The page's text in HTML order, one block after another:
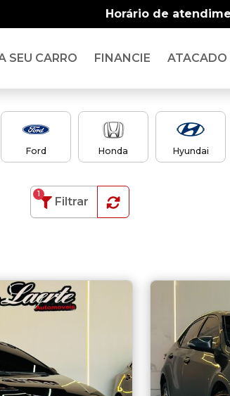
Horário de
SEU CARRO FINANCIE ATACADO
Ford Honda Hyundai
Filtrar
1